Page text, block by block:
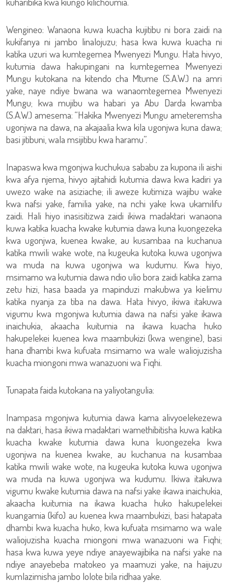
Wengineo: Wanaona kuwa kuacha kujitibu ni bora zaidi na
kukifanya ni jambo linalojuzu; hasa kwa kuwa kuacha ni
katika uzuri wa kumtegemea Mwenyezi Mungu. Hata hivyo,
kutumia dawa hakupingani na kumtegemea Mwenyezi
Mungu kutokana na kitendo cha Mtume (S.A.W.) na amri
yake, naye ndiye bwana wa wanaomtegemea Mwenyezi
Mungu; kwa mujibu wa habari ya Abu Darda kwamba
(S.A.W.) amesema: “Hakika Mwenyezi Mungu ameteremsha
ugonjwa na dawa, na akajaalia kwa kila ugonjwa kuna dawa;
basi jitibuni, wala msijitibu kwa haramu”.
Inapaswa kwa mgonjwa kuchukua sababu za kupona ili aishi
kwa afya njema, hivyo ajitahidi kutumia dawa kwa kadiri ya
uwezo wake na asiziache; ili aweze kutimiza wajibu wake
kwa nafsi yake, familia yake, na nchi yake kwa ukamilifu
zaidi. Hali hiyo inasisitizwa zaidi ikiwa madaktari wanaona
kuwa katika kuacha kwake kutumia dawa kuna kuongezeka
kwa ugonjwa, kuenea kwake, au kusambaa na kuchanua
katika mwili wake wote, na kugeuka kutoka kuwa ugonjwa
wa muda na kuwa ugonjwa wa kudumu. Kwa hiyo,
msimamo wa kutumia dawa ndio ulio bora zaidi katika zama
zetu hizi, hasa baada ya mapinduzi makubwa ya kielimu
katika nyanja za tiba na dawa. Hata hivyo, ikiwa itakuwa
vigumu kwa mgonjwa kutumia dawa na nafsi yake ikawa
inaichukia, akaacha kuitumia na ikawa kuacha huko
hakupelekei kuenea kwa maambukizi (kwa wengine), basi
hana dhambi kwa kufuata msimamo wa wale waliojuzisha
kuacha miongoni mwa wanazuoni wa Fiqhi.
Tunapata faida kutokana na yaliyotangulia:
Inampasa mgonjwa kutumia dawa kama alivyoelekezewa
na daktari, hasa ikiwa madaktari wamethibitisha kuwa katika
kuacha kwake kutumia dawa kuna kuongezeka kwa
ugonjwa na kuenea kwake, au kuchanua na kusambaa
katika mwili wake wote, na kugeuka kutoka kuwa ugonjwa
wa muda na kuwa ugonjwa wa kudumu. Ikiwa itakuwa
vigumu kwake kutumia dawa na nafsi yake ikawa inaichukia,
akaacha kuitumia na ikawa kuacha huko hakupelekei
kuangamia (kifo) au kuenea kwa maambukizi, basi hatapata
dhambi kwa kuacha huko, kwa kufuata msimamo wa wale
waliojuzisha kuacha miongoni mwa wanazuoni wa Fiqhi;
hasa kwa kuwa yeye ndiye anayewajibika na nafsi yake na
ndiye anayebeba matokeo ya maamuzi yake, na haijuzu
kumlazimisha jambo lolote bila ridhaa yake.